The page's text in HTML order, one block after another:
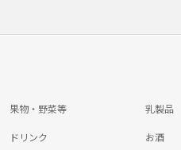
果物・野菜等 乳製品
ドリンク お酒